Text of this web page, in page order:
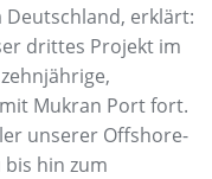
Deutschland, erklärt:
drittes Projekt im
Mukran Port fort.
unserer Offshore-
hin zum